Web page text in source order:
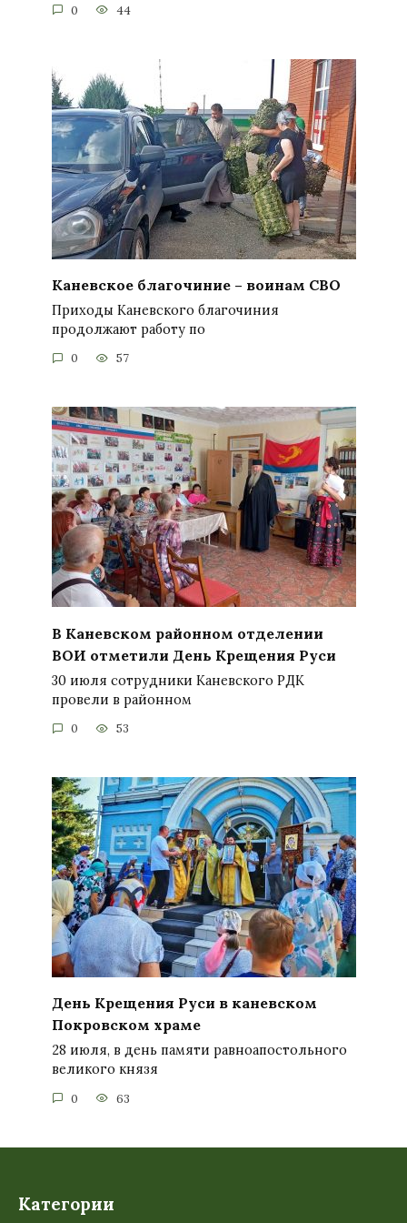
0 44
Каневское благочиние – воинам СВО
Приходы Каневского благочиния
продолжают работу по
0 57
В Каневском районном отделении
ВОИ отметили День Крещения Руси
30 июля сотрудники Каневского РДК
провели в районном
0 53
День Крещения Руси в каневском
Покровском храме
28 июля, в день памяти равноапостольного
великого князя
0 63
Категории